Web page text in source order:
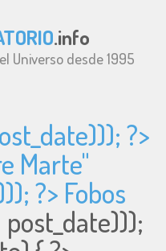
.info
Universo desde 1995
?>
Marte"
?> Fobos
post_date)));